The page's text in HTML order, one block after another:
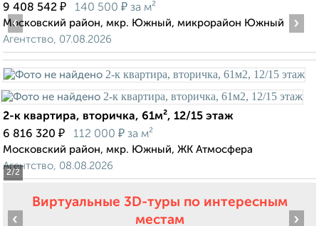
9 408 542 ₽ 140 500 ₽ за м²
Московский район, мкр. Южный, микрорайон Южный
Агентство, 07.08.2026
2/2
‹ ›
2-к квартира, вторичка, 61м², 12/15 этаж
6 816 320 ₽ 112 000 ₽ за м²
Московский район, мкр. Южный, ЖК Атмосфера
Агентство, 08.08.2026
Виртуальные 3D-туры по интересным
местам
‹ ›